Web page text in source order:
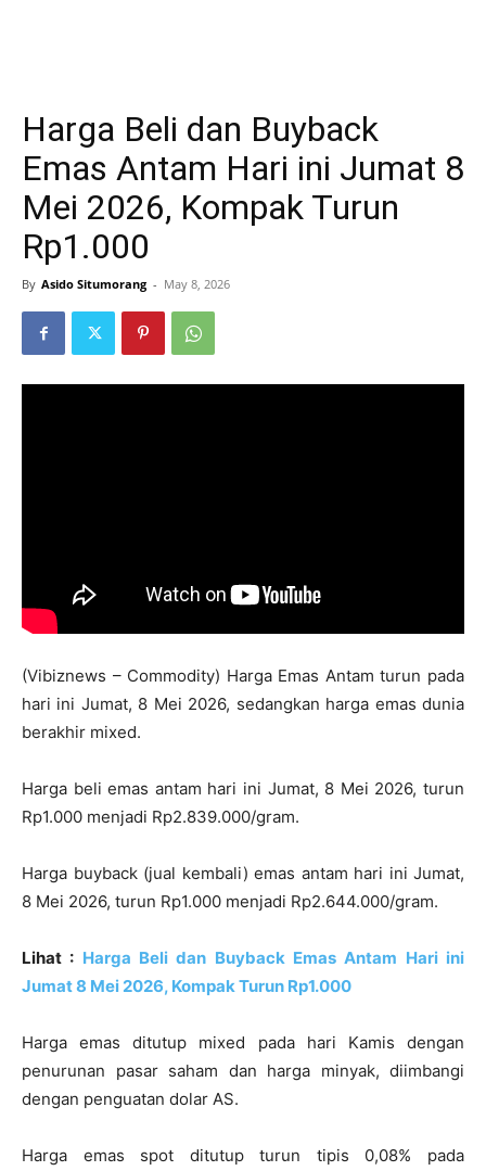
Harga Beli dan Buyback
Emas Antam Hari ini Jumat 8
Mei 2026, Kompak Turun
Rp1.000
By Asido Situmorang - May 8, 2026
(Vibiznews – Commodity) Harga Emas Antam turun pada
hari ini Jumat, 8 Mei 2026, sedangkan harga emas dunia
berakhir mixed.
Harga beli emas antam hari ini Jumat, 8 Mei 2026, turun
Rp1.000 menjadi Rp2.839.000/gram.
Harga buyback (jual kembali) emas antam hari ini Jumat,
8 Mei 2026, turun Rp1.000 menjadi Rp2.644.000/gram.
Lihat : Harga Beli dan Buyback Emas Antam Hari ini
Jumat 8 Mei 2026, Kompak Turun Rp1.000
Harga emas ditutup mixed pada hari Kamis dengan
penurunan pasar saham dan harga minyak, diimbangi
dengan penguatan dolar AS.
Harga emas spot ditutup turun tipis 0,08% pada